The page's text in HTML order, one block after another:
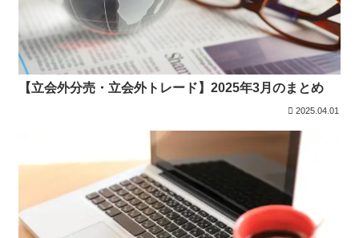
【立会外分売・立会外トレード】2025年3月のまとめ
2025.04.01